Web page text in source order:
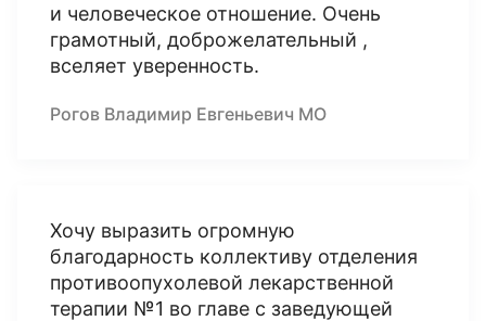
и человеческое отношение. Очень
грамотный, доброжелательный ,
вселяет уверенность.
Рогов Владимир Евгеньевич МО
Хочу выразить огромную
благодарность коллективу отделения
противоопухолевой лекарственной
терапии №1 во главе с заведующей